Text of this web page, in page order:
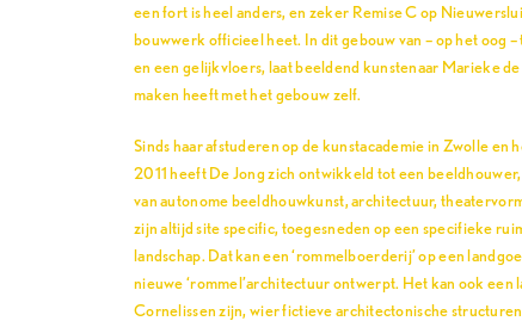
een fort is heel anders, en zeker Remise C op
bouwwerk officieel heet. In dit gebouw van – op het oog
en een gelijkvloers, laat beeldend kunstenaar Marieke
maken heeft met het gebouw zelf.
Sinds haar afstuderen op de kunstacademie in Zwolle en
2011 heeft De Jong zich ontwikkeld tot een
van autonome beeldhouwkunst, architectuur,
zijn altijd site specific, toegesneden op een specifieke
landschap. Dat kan een ‘rommelboerderij’ op een
nieuwe ‘rommel’architectuur ontwerpt. Het kan ook een
Cornelissen zijn, wier fictieve architectonische structuren